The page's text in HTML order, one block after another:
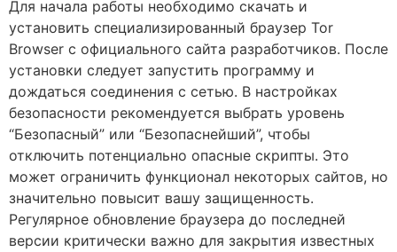
Для начала работы необходимо скачать и
установить специализированный браузер Tor
Browser с официального сайта разработчиков. После
установки следует запустить программу и
дождаться соединения с сетью. В настройках
безопасности рекомендуется выбрать уровень
“Безопасный” или “Безопаснейший”, чтобы
отключить потенциально опасные скрипты. Это
может ограничить функционал некоторых сайтов, но
значительно повысит вашу защищенность.
Регулярное обновление браузера до последней
версии критически важно для закрытия известных